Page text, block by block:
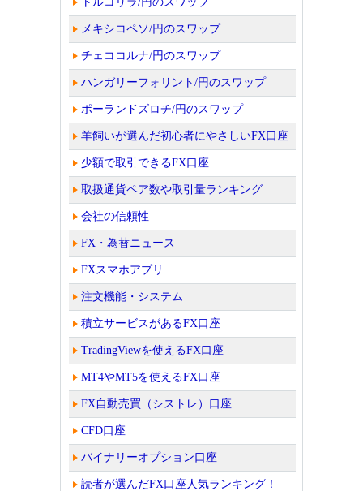
メキシコペソ/円のスワップ
チェココルナ/円のスワップ
ハンガリーフォリント/円のスワップ
ポーランドズロチ/円のスワップ
羊飼いが選んだ初心者にやさしいFX口座
少額で取引できるFX口座
取扱通貨ペア数や取引量ランキング
会社の信頼性
FX・為替ニュース
FXスマホアプリ
注文機能・システム
積立サービスがあるFX口座
TradingViewを使えるFX口座
MT4やMT5を使えるFX口座
FX自動売買（シストレ）口座
CFD口座
バイナリーオプション口座
読者が選んだFX口座人気ランキング！